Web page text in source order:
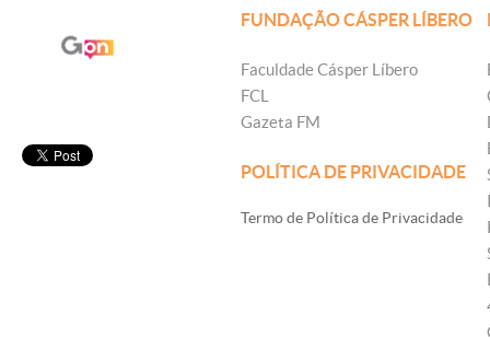
FUNDAÇÃO CÁSPER LÍBERO
Faculdade Cásper Líbero
FCL
Gazeta FM
POLÍTICA DE PRIVACIDADE
Termo de Política de Privacidade